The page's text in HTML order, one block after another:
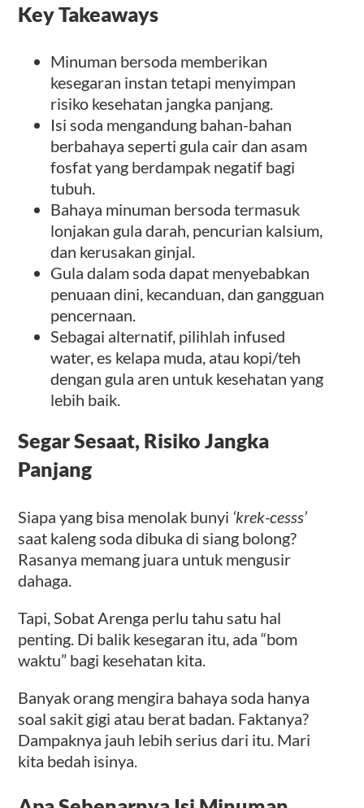
Key Takeaways
Minuman bersoda memberikan
kesegaran instan tetapi menyimpan
risiko kesehatan jangka panjang.
Isi soda mengandung bahan-bahan
berbahaya seperti gula cair dan asam
fosfat yang berdampak negatif bagi
tubuh.
Bahaya minuman bersoda termasuk
lonjakan gula darah, pencurian kalsium,
dan kerusakan ginjal.
Gula dalam soda dapat menyebabkan
penuaan dini, kecanduan, dan gangguan
pencernaan.
Sebagai alternatif, pilihlah infused
water, es kelapa muda, atau kopi/teh
dengan gula aren untuk kesehatan yang
lebih baik.
Segar Sesaat, Risiko Jangka
Panjang
Siapa yang bisa menolak bunyi ‘krek-cesss’
saat kaleng soda dibuka di siang bolong?
Rasanya memang juara untuk mengusir
dahaga.
Tapi, Sobat Arenga perlu tahu satu hal
penting. Di balik kesegaran itu, ada “bom
waktu” bagi kesehatan kita.
Banyak orang mengira bahaya soda hanya
soal sakit gigi atau berat badan. Faktanya?
Dampaknya jauh lebih serius dari itu. Mari
kita bedah isinya.